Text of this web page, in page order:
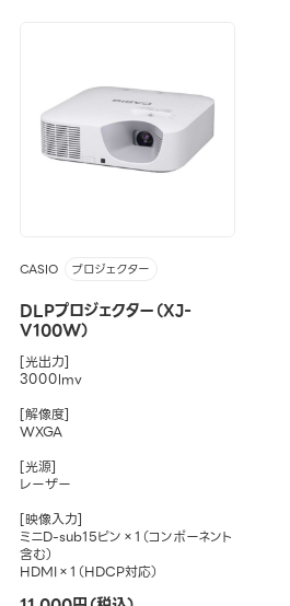
CASIO プロジェクター
DLPプロジェクター（XJ-
V100W）
[光出力]
3000lmv
[解像度]
WXGA
[光源]
レーザー
[映像入力]
ミニD-sub15ピン×1（コンポーネント
含む）
HDMI×1（HDCP対応）